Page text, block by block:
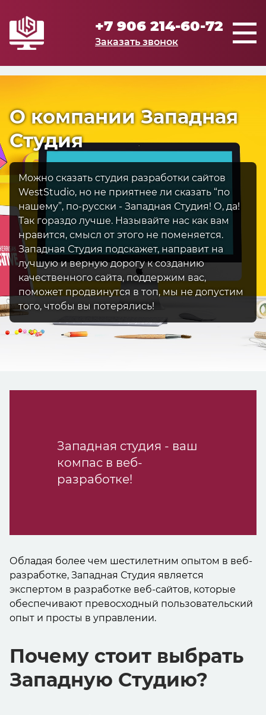
+7 906 214-60-72
Заказать звонок
О компании Западная
Студия
Можно сказать студия разработки сайтов
WestStudio, но не приятнее ли сказать “по
нашему”, по-русски - Западная Студия! О, да!
Так гораздо лучше. Называйте нас как вам
нравится, смысл от этого не поменяется.
Западная Студия подскажет, направит на
лучшую и верную дорогу к созданию
качественного сайта, поддержим вас,
поможет продвинутся в топ, мы не допустим
того, чтобы вы потерялись!
Западная студия - ваш
компас в веб-
разработке!
Обладая более чем шестилетним опытом в веб-
разработке, Западная Студия является
экспертом в разработке веб-сайтов, которые
обеспечивают превосходный пользовательский
опыт и просты в управлении.
Почему стоит выбрать
Западную Студию?